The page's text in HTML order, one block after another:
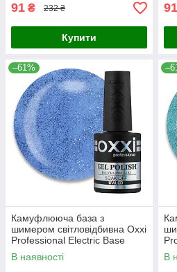
91 ₴ 232 ₴
Купити
91
–61%
Камуфлююча база з
шимером світловідбивна Oxxi
Professional Electric Base
№05 морський синій, 10 мл
В наявності В